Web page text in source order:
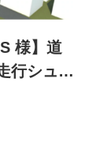
様】道
行シュミ